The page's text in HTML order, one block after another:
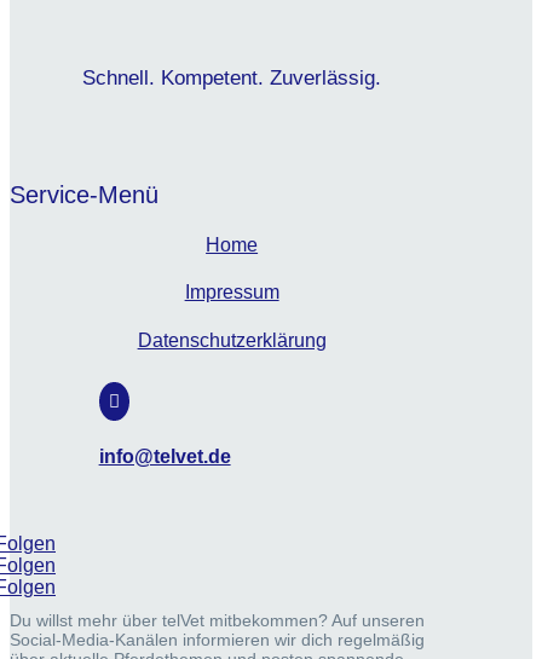
Schnell. Kompetent. Zuverlässig.
Service-Menü
Home
Impressum
Datenschutzerklärung

info@telvet.de
Du willst mehr über telVet mitbekommen? Auf unseren
Social-Media-Kanälen informieren wir dich regelmäßig